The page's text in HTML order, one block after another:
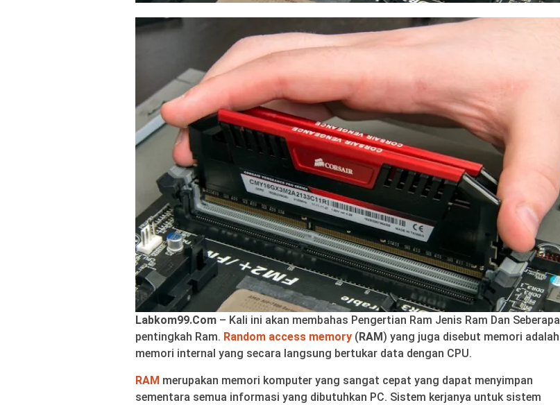
Labkom99.Com – Kali ini akan membahas Pengertian Ram Jenis Ram Dan Seberapa
pentingkah Ram. Random access memory ( RAM ) yang juga disebut memori adalah
memori internal yang secara langsung bertukar data dengan CPU.
RAM merupakan memori komputer yang sangat cepat yang dapat menyimpan
sementara semua informasi yang dibutuhkan PC. Sistem kerjanya untuk sistem